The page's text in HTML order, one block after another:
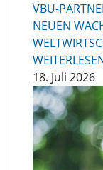
VBU-
NEUEN
18. Juli 2026